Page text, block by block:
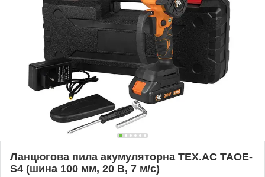
Ланцюгова пила акумуляторна TEX.AC ТАOE-
S4 (шина 100 мм, 20 В, 7 м/с)